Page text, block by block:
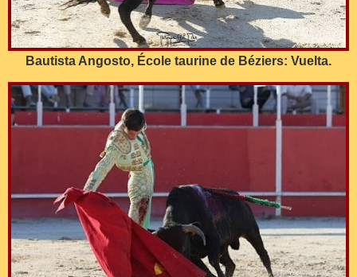
Bautista Angosto, École taurine de Béziers: Vuelta.